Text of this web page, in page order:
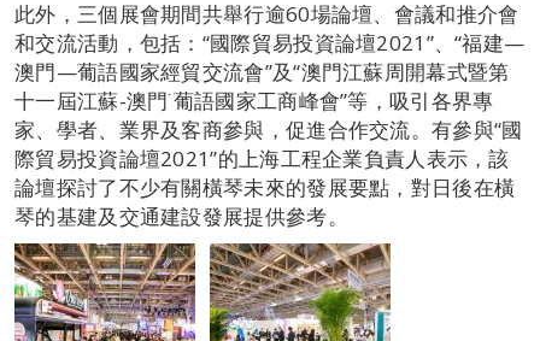
此外，三個展會期間共舉行逾60場論壇、會議和推介會
和交流活動，包括：“國際貿易投資論壇2021”、“福建—
澳門—葡語國家經貿交流會”及“澳門江蘇周開幕式暨第
十一屆江蘇-澳門˙葡語國家工商峰會”等，吸引各界專
家、學者、業界及客商參與，促進合作交流。有參與“國
際貿易投資論壇2021”的上海工程企業負責人表示，該
論壇探討了不少有關橫琴未來的發展要點，對日後在橫
琴的基建及交通建設發展提供參考。